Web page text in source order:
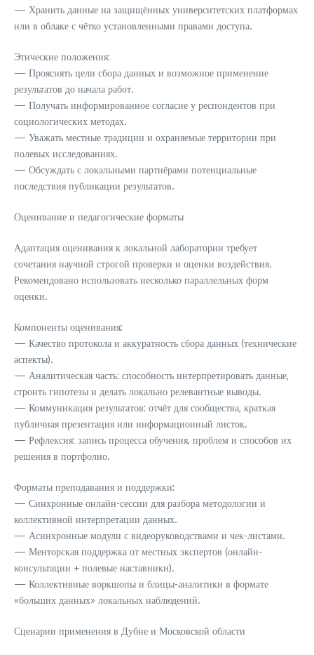
— Хранить данные на защищённых университетских платформах
или в облаке с чётко установленными правами доступа.
Этические положения:
— Прояснять цели сбора данных и возможное применение
результатов до начала работ.
— Получать информированное согласие у респондентов при
социологических методах.
— Уважать местные традиции и охраняемые территории при
полевых исследованиях.
— Обсуждать с локальными партнёрами потенциальные
последствия публикации результатов.
Оценивание и педагогические форматы
Адаптация оценивания к локальной лаборатории требует
сочетания научной строгой проверки и оценки воздействия.
Рекомендовано использовать несколько параллельных форм
оценки.
Компоненты оценивания:
— Качество протокола и аккуратность сбора данных (технические
аспекты).
— Аналитическая часть: способность интерпретировать данные,
строить гипотезы и делать локально релевантные выводы.
— Коммуникация результатов: отчёт для сообщества, краткая
публичная презентация или информационный листок.
— Рефлексия: запись процесса обучения, проблем и способов их
решения в портфолио.
Форматы преподавания и поддержки:
— Синхронные онлайн-сессии для разбора методологии и
коллективной интерпретации данных.
— Асинхронные модули с видеоруководствами и чек-листами.
— Менторская поддержка от местных экспертов (онлайн-
консультации + полевые наставники).
— Коллективные воркшопы и блицы-аналитики в формате
«больших данных» локальных наблюдений.
Сценарии применения в Дубне и Московской области